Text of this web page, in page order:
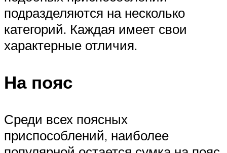
подразделяются на несколько
категорий. Каждая имеет свои
характерные отличия.
На пояс
Среди всех поясных
приспособлений, наиболее